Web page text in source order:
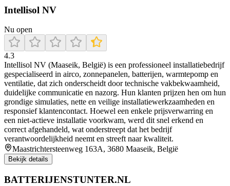
Intellisol NV
Nu open
4.3
Intellisol NV (Maaseik, België) is een professioneel installatiebedrijf
gespecialiseerd in airco, zonnepanelen, batterijen, warmtepomp en
ventilatie, dat zich onderscheidt door technische vakbekwaamheid,
duidelijke communicatie en nazorg. Hun klanten prijzen hen om hun
grondige simulaties, nette en veilige installatiewerkzaamheden en
responsief klantencontact. Hoewel een enkele prijsverwarring en
een niet-actieve installatie voorkwam, werd dit snel erkend en
correct afgehandeld, wat onderstreept dat het bedrijf
verantwoordelijkheid neemt en streeft naar kwaliteit.
Maastrichtersteenweg 163A, 3680 Maaseik, België
Bekijk details
BATTERIJENSTUNTER.NL